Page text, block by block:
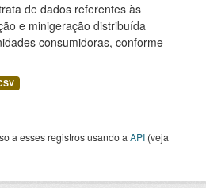
de dados referentes às
e minigeração distribuída
consumidoras, conforme
a esses registros usando a API (veja